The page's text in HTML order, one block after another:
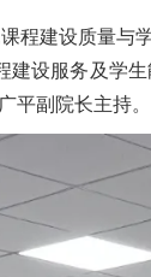
程建设质量与
设服务及学
平副院长主持。